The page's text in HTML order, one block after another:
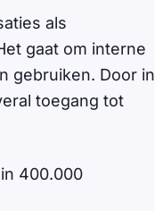
als
gaat om interne
gebruiken. Door in
toegang tot
400.000